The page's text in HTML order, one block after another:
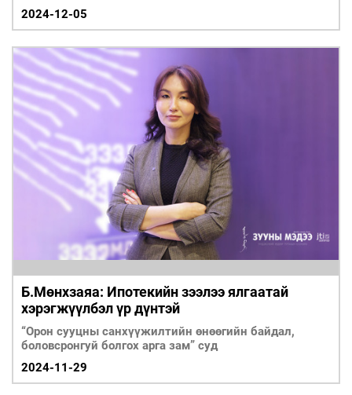
2024-12-05
Б.Мөнхзаяа: Ипотекийн зээлээ ялгаатай
хэрэгжүүлбэл үр дүнтэй
“Орон сууцны санхүүжилтийн өнөөгийн байдал,
боловсронгуй болгох арга зам” суд
2024-11-29